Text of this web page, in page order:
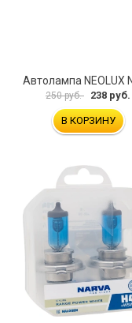
Автолампа NEOLUX
250 руб. 238 руб.
В КОРЗИНУ